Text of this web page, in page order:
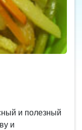
и полезный
и